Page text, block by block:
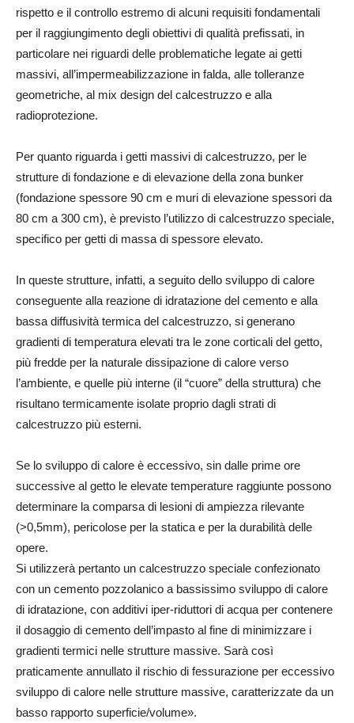
rispetto e il controllo estremo di alcuni requisiti fondamentali
per il raggiungimento degli obiettivi di qualità prefissati, in
particolare nei riguardi delle problematiche legate ai getti
massivi, all’impermeabilizzazione in falda, alle tolleranze
geometriche, al mix design del calcestruzzo e alla
radioprotezione.
Per quanto riguarda i getti massivi di calcestruzzo, per le
strutture di fondazione e di elevazione della zona bunker
(fondazione spessore 90 cm e muri di elevazione spessori da
80 cm a 300 cm), è previsto l’utilizzo di calcestruzzo speciale,
specifico per getti di massa di spessore elevato.
In queste strutture, infatti, a seguito dello sviluppo di calore
conseguente alla reazione di idratazione del cemento e alla
bassa diffusività termica del calcestruzzo, si generano
gradienti di temperatura elevati tra le zone corticali del getto,
più fredde per la naturale dissipazione di calore verso
l’ambiente, e quelle più interne (il “cuore” della struttura) che
risultano termicamente isolate proprio dagli strati di
calcestruzzo più esterni.
Se lo sviluppo di calore è eccessivo, sin dalle prime ore
successive al getto le elevate temperature raggiunte possono
determinare la comparsa di lesioni di ampiezza rilevante
(>0,5mm), pericolose per la statica e per la durabilità delle
opere.
Si utilizzerà pertanto un calcestruzzo speciale confezionato
con un cemento pozzolanico a bassissimo sviluppo di calore
di idratazione, con additivi iper-riduttori di acqua per contenere
il dosaggio di cemento dell’impasto al fine di minimizzare i
gradienti termici nelle strutture massive. Sarà così
praticamente annullato il rischio di fessurazione per eccessivo
sviluppo di calore nelle strutture massive, caratterizzate da un
basso rapporto superficie/volume».